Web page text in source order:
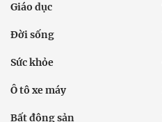
Giáo dục
Đời sống
Sức khỏe
Ô tô xe máy
Bất động sản